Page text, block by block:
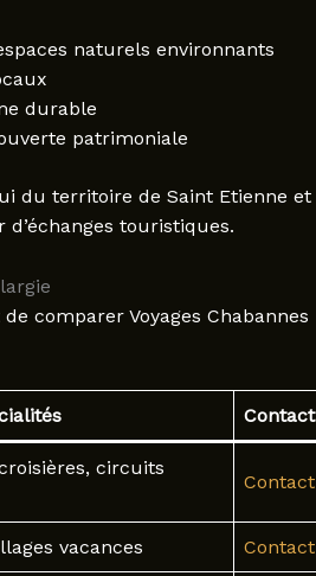
naturels environnants
durable
patrimoniale
du territoire de Saint Etienne et
touristiques.
comparer Voyages Chabannes
Contact
circuits
Contact
vacances Contact